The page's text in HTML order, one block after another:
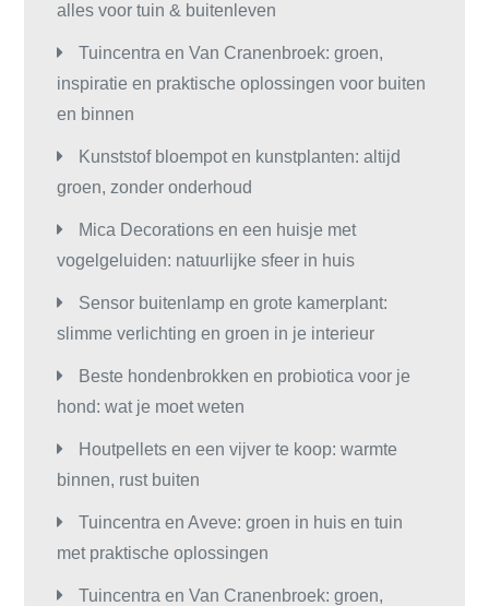
alles voor tuin & buitenleven
Tuincentra en Van Cranenbroek: groen,
inspiratie en praktische oplossingen voor buiten
en binnen
Kunststof bloempot en kunstplanten: altijd
groen, zonder onderhoud
Mica Decorations en een huisje met
vogelgeluiden: natuurlijke sfeer in huis
Sensor buitenlamp en grote kamerplant:
slimme verlichting en groen in je interieur
Beste hondenbrokken en probiotica voor je
hond: wat je moet weten
Houtpellets en een vijver te koop: warmte
binnen, rust buiten
Tuincentra en Aveve: groen in huis en tuin
met praktische oplossingen
Tuincentra en Van Cranenbroek: groen,